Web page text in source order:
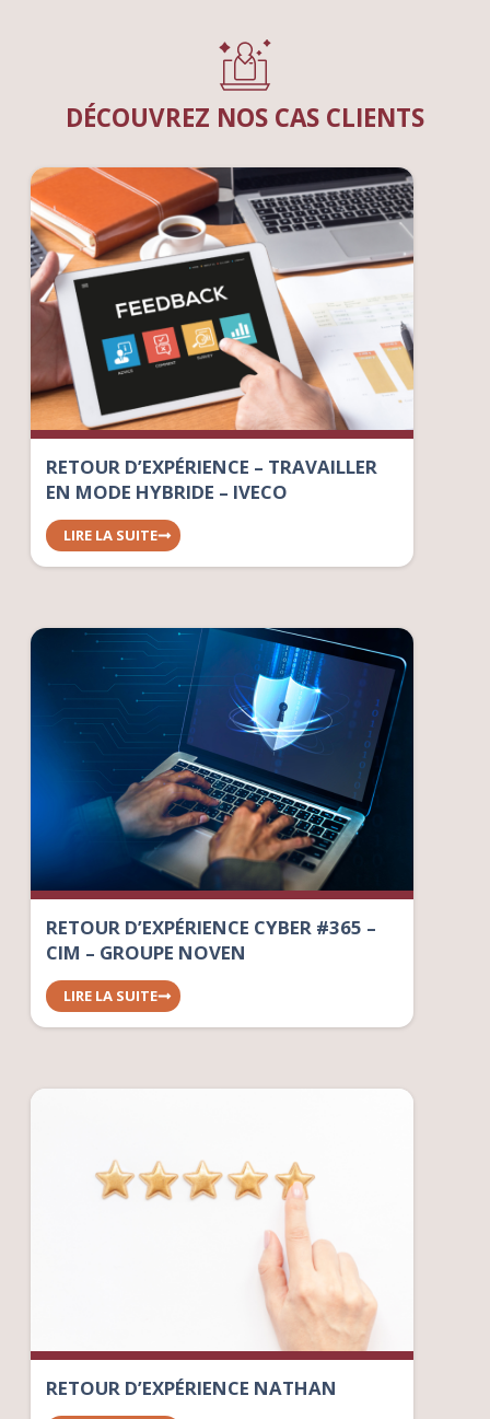
DÉCOUVREZ NOS CAS CLIENTS
RETOUR D’EXPÉRIENCE – TRAVAILLER
EN MODE HYBRIDE – IVECO
LIRE LA SUITE
RETOUR D’EXPÉRIENCE CYBER #365 –
CIM – GROUPE NOVEN
LIRE LA SUITE
RETOUR D’EXPÉRIENCE NATHAN